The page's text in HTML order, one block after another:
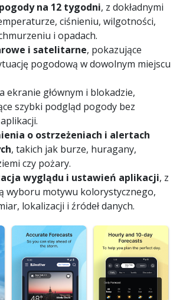
na 12 tygodni, z dokładnymi
ciśnieniu, wilgotności,
i opadach.
i satelitarne, pokazujące
pogodową w dowolnym miejscu
ekranie głównym i blokadzie,
szybki podgląd pogody bez
o ostrzeżeniach i alertach
, takich jak burze, huragany,
czy pożary.
wyglądu i ustawień aplikacji, z
wyboru motywu kolorystycznego,
lokalizacji i źródeł danych.